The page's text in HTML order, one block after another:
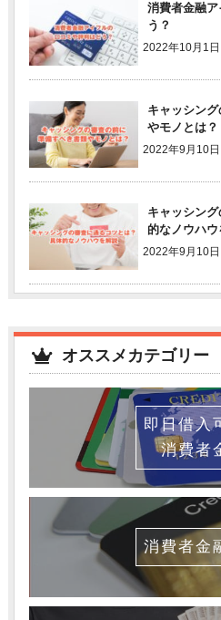
消費者金融
う？
2022年10月1日
キャッシン
やモノとは？
2022年9月10日
キャッシン
的なノウハ
2022年9月10日
オススメカテゴリー
即日借入
消費者
消費者金